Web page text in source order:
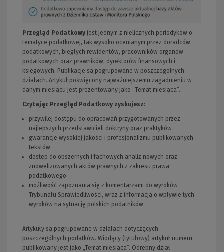
Przegląd Podatkowy jest jednym z nielicznych periodyków o
tematyce podatkowej, tak wysoko ocenianym przez doradców
podatkowych, biegłych rewidentów, pracowników organów
podatkowych oraz prawników, dyrektorów finansowych i
księgowych. Publikacje są pogrupowane w poszczególnych
działach. Artykuł poświęcony najważniejszemu zagadnieniu w
danym miesiącu jest prezentowany jako “Temat miesiąca”.
Czytając Przegląd Podatkowy zyskujesz:
przywilej dostępu do opracowań przygotowanych przez
najlepszych przedstawicieli doktryny oraz praktyków
gwarancję wysokiej jakości i profesjonalizmu publikowanych
tekstów
dostęp do obszernych i fachowych analiz nowych oraz
znowelizowanych aktów prawnych z zakresu prawa
podatkowego
możliwość zapoznania się z komentarzami do wyroków
Trybunału Sprawiedliwości, wraz z informacją o wpływie tych
wyroków na sytuację polskich podatników
Artykuły są pogrupowane w działach dotyczących
poszczególnych podatków. Wiodący (tytułowy) artykuł numeru
publikowany jest jako „Temat miesiąca”. Odrębny dział